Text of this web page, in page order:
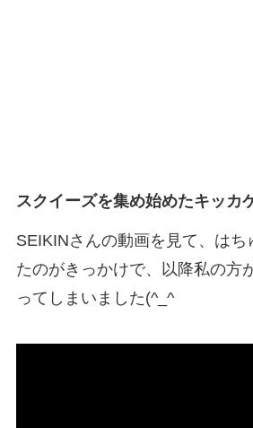
スクイーズを集め始めたキッカ
SEIKINさんの動画を見て、はち
たのがきっかけで、以降私の方
ってしまいました(^_^